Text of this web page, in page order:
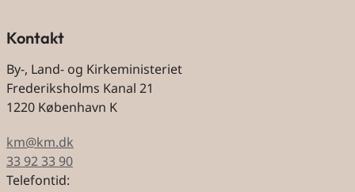
Kontakt
By-, Land- og Kirkeministeriet
Frederiksholms Kanal 21
1220 København K
km@km.dk
33 92 33 90
Telefontid: